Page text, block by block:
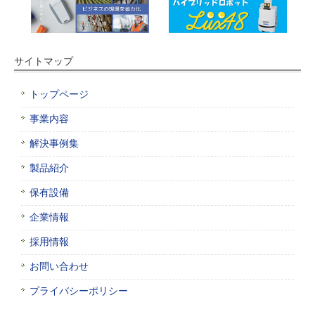
サイトマップ
トップページ
事業内容
解決事例集
製品紹介
保有設備
企業情報
採用情報
お問い合わせ
プライバシーポリシー